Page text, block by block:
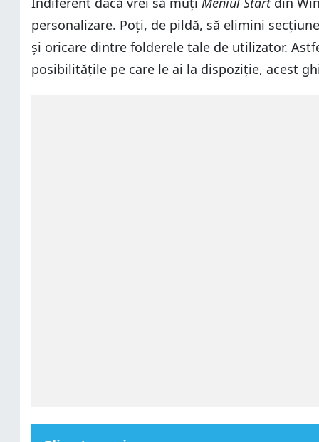
personalizare. Poți, de pildă, să elimini
și oricare dintre folderele tale de utilizator.
posibilitățile pe care le ai la dispoziție, acest